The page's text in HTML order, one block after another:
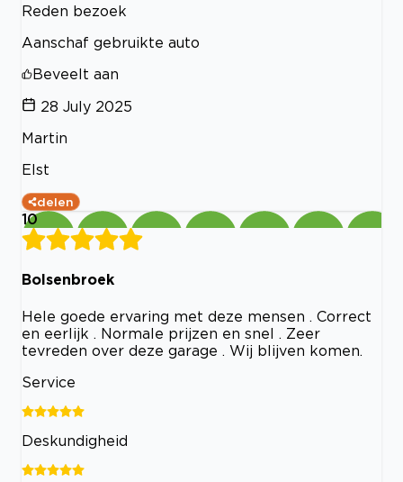
Reden bezoek
Aanschaf gebruikte auto
Beveelt aan
28 July 2025
Martin
Elst
delen
10
Bolsenbroek
Hele goede ervaring met deze mensen . Correct
en eerlijk . Normale prijzen en snel . Zeer
tevreden over deze garage . Wij blijven komen.
Service
Deskundigheid